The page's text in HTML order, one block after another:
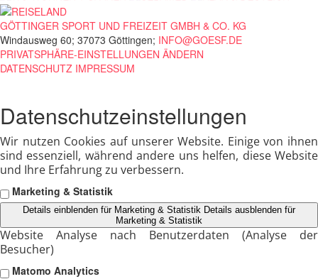
GÖTTINGER SPORT UND FREIZEIT GMBH & CO. KG
Windausweg 60; 37073 Göttingen; INFO@GOESF.DE
PRIVATSPHÄRE-EINSTELLUNGEN ÄNDERN
DATENSCHUTZ IMPRESSUM
Datenschutzeinstellungen
Wir nutzen Cookies auf unserer Website. Einige von ihnen
sind essenziell, während andere uns helfen, diese Website
und Ihre Erfahrung zu verbessern.
Marketing & Statistik
Details einblenden für Marketing & Statistik Details ausblenden für
Marketing & Statistik
Website Analyse nach Benutzerdaten (Analyse der
Besucher)
Matomo Analytics